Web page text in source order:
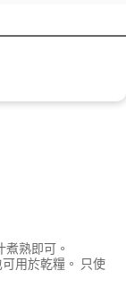
熟即可。
用於乾糧。 只使